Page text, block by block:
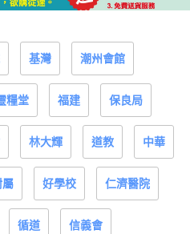
基灣 潮州會館
糧堂 福建 保良局
林大輝 道教 中華
屬 好學校 仁濟醫院
循道 信義會